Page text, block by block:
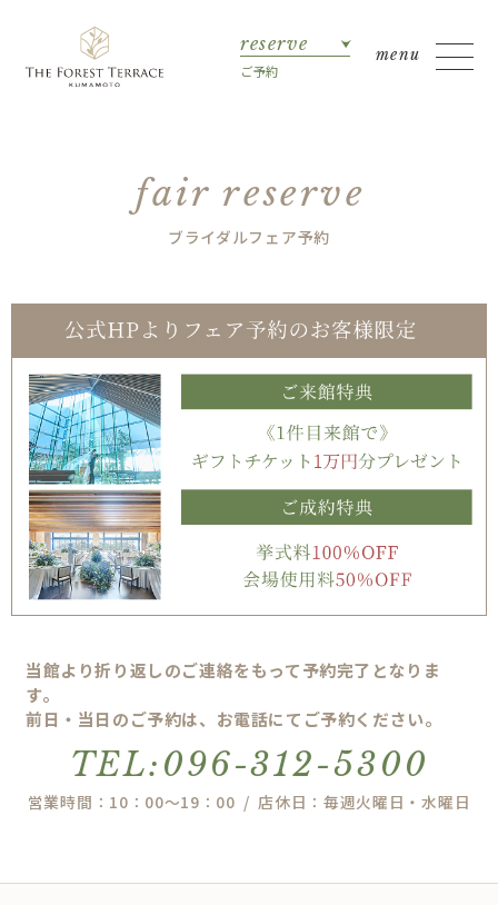
reserve
ご予約
fair reserve
ブライダルフェア予約
当館より折り返しのご連絡をもって予約完了となりま
す。
前日・当日のご予約は、お電話にてご予約ください。
TEL:096-312-5300
営業時間：10：00～19：00 / 店休日：毎週火曜日・水曜日